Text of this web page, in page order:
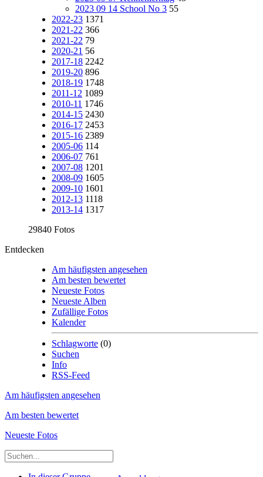
2023 09 14 School No 3 55
2022-23 1371
2021-22 366
2021-22 79
2020-21 56
2017-18 2242
2019-20 896
2018-19 1748
2011-12 1089
2010-11 1746
2014-15 2430
2016-17 2453
2015-16 2389
2005-06 114
2006-07 761
2007-08 1201
2008-09 1605
2009-10 1601
2012-13 1118
2013-14 1317
29840 Fotos
Entdecken
Am häufigsten angesehen
Am besten bewertet
Neueste Fotos
Neueste Alben
Zufällige Fotos
Kalender
Schlagworte (0)
Suchen
Info
RSS-Feed
Am häufigsten angesehen
Am besten bewertet
Neueste Fotos